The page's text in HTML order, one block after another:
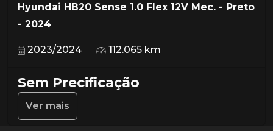
Hyundai HB20 Sense 1.0 Flex 12V Mec. - Preto
- 2024
2023/2024 112.065 km
Sem Precificação
Ver mais